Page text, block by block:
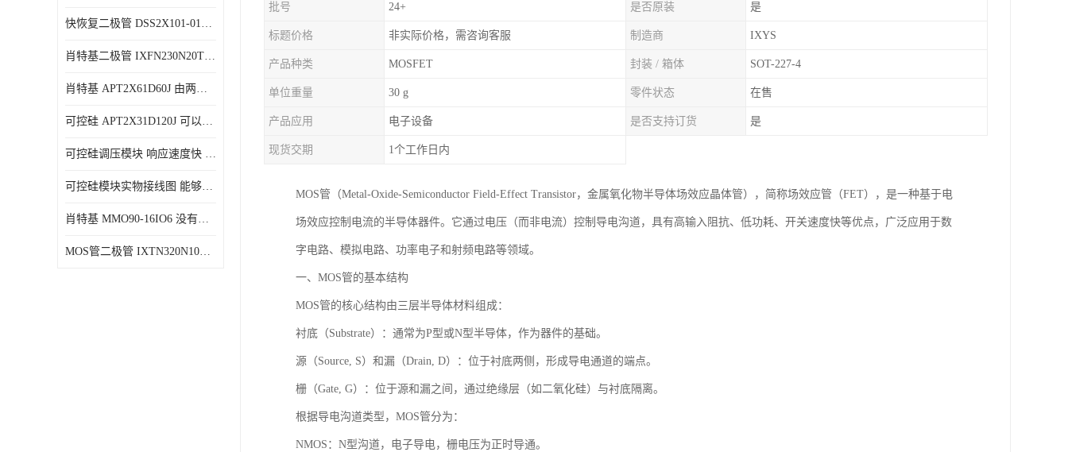
快恢复二极管 DSS2X101-015A 具有较高的可靠性
肖特基二极管 IXFN230N20T 可以提供稳定的电压输出
肖特基 APT2X61D60J 由两个半导体材料组成
可控硅 APT2X31D120J 可以提供稳定的电压输出
可控硅调压模块 响应速度快 可控性强
可控硅模块实物接线图 能够减少能量损耗 响应速度快
肖特基 MMO90-16IO6 没有机械移动部件
MOS管二极管 IXTN320N10T 由两个半导体材料组成
批号 24+ 是否原装 是
标题价格 非实际价格，需咨询客服 制造商 IXYS
产品种类 MOSFET 封装 / 箱体 SOT-227-4
单位重量 30 g 零件状态 在售
产品应用 电子设备 是否支持订货 是
现货交期 1个工作日内
MOS管（Metal-Oxide-Semiconductor Field-Effect Transistor，金属氧化物半导体场效应晶体管），简称场效应管（FET），是一种基于电
场效应控制电流的半导体器件。它通过电压（而非电流）控制导电沟道，具有高输入阻抗、低功耗、开关速度快等优点，广泛应用于数
字电路、模拟电路、功率电子和射频电路等领域。
一、MOS管的基本结构
MOS管的核心结构由三层半导体材料组成：
衬底（Substrate）：通常为P型或N型半导体，作为器件的基础。
源（Source, S）和漏（Drain, D）：位于衬底两侧，形成导电通道的端点。
栅（Gate, G）：位于源和漏之间，通过绝缘层（如二氧化硅）与衬底隔离。
根据导电沟道类型，MOS管分为：
NMOS：N型沟道，电子导电，栅电压为正时导通。